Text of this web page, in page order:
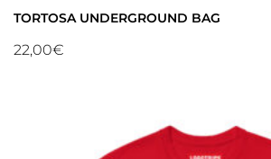
TORTOSA UNDERGROUND BAG
22,00€